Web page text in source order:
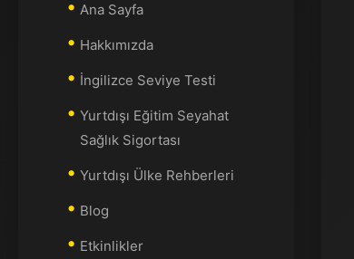
Ana Sayfa
Hakkımızda
İngilizce Seviye Testi
Yurtdışı Eğitim Seyahat
Sağlık Sigortası
Yurtdışı Ülke Rehberleri
Blog
Etkinlikler